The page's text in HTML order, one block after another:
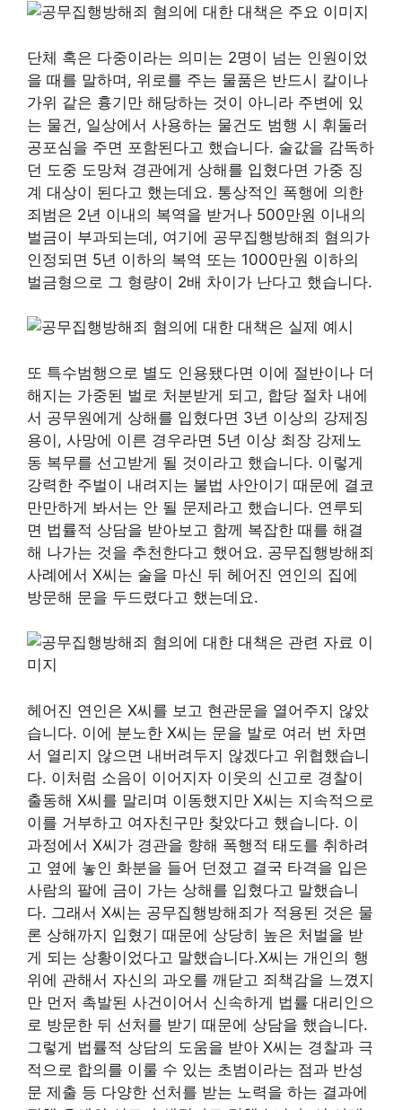
단체 혹은 다중이라는 의미는 2명이 넘는 인원이었
을 때를 말하며, 위로를 주는 물품은 반드시 칼이나
가위 같은 흉기만 해당하는 것이 아니라 주변에 있
는 물건, 일상에서 사용하는 물건도 범행 시 휘둘러
공포심을 주면 포함된다고 했습니다. 술값을 감독하
던 도중 도망쳐 경관에게 상해를 입혔다면 가중 징
계 대상이 된다고 했는데요. 통상적인 폭행에 의한
죄범은 2년 이내의 복역을 받거나 500만원 이내의
벌금이 부과되는데, 여기에 공무집행방해죄 혐의가
인정되면 5년 이하의 복역 또는 1000만원 이하의
벌금형으로 그 형량이 2배 차이가 난다고 했습니다.
또 특수범행으로 별도 인용됐다면 이에 절반이나 더
해지는 가중된 벌로 처분받게 되고, 합당 절차 내에
서 공무원에게 상해를 입혔다면 3년 이상의 강제징
용이, 사망에 이른 경우라면 5년 이상 최장 강제노
동 복무를 선고받게 될 것이라고 했습니다. 이렇게
강력한 주벌이 내려지는 불법 사안이기 때문에 결코
만만하게 봐서는 안 될 문제라고 했습니다. 연루되
면 법률적 상담을 받아보고 함께 복잡한 때를 해결
해 나가는 것을 추천한다고 했어요. 공무집행방해죄
사례에서 X씨는 술을 마신 뒤 헤어진 연인의 집에
방문해 문을 두드렸다고 했는데요.
헤어진 연인은 X씨를 보고 현관문을 열어주지 않았
습니다. 이에 분노한 X씨는 문을 발로 여러 번 차면
서 열리지 않으면 내버려두지 않겠다고 위협했습니
다. 이처럼 소음이 이어지자 이웃의 신고로 경찰이
출동해 X씨를 말리며 이동했지만 X씨는 지속적으로
이를 거부하고 여자친구만 찾았다고 했습니다. 이
과정에서 X씨가 경관을 향해 폭행적 태도를 취하려
고 옆에 놓인 화분을 들어 던졌고 결국 타격을 입은
사람의 팔에 금이 가는 상해를 입혔다고 말했습니
다. 그래서 X씨는 공무집행방해죄가 적용된 것은 물
론 상해까지 입혔기 때문에 상당히 높은 처벌을 받
게 되는 상황이었다고 말했습니다.X씨는 개인의 행
위에 관해서 자신의 과오를 깨닫고 죄책감을 느꼈지
만 먼저 촉발된 사건이어서 신속하게 법률 대리인으
로 방문한 뒤 선처를 받기 때문에 상담을 했습니다.
그렇게 법률적 상담의 도움을 받아 X씨는 경찰과 극
적으로 합의를 이룰 수 있는 초범이라는 점과 반성
문 제출 등 다양한 선처를 받는 노력을 하는 결과에